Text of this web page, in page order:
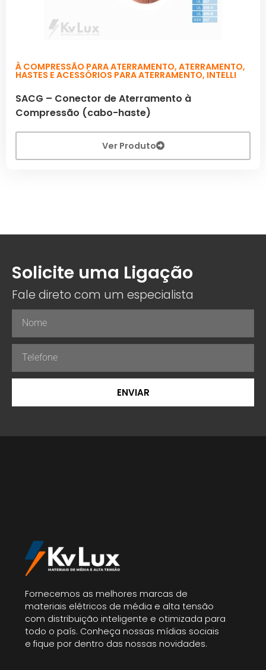
À COMPRESSÃO PARA ATERRAMENTO, ATERRAMENTO,
HASTES E ACESSÓRIOS PARA ATERRAMENTO, INTELLI
SACG – Conector de Aterramento à
Compressão (cabo-haste)
Ver Produto
Solicite uma Ligação
Fale direto com um especialista
ENVIAR
Fornecemos as melhores marcas de
materiais elétricos de média e alta tensão
com distribuição inteligente e otimizada para
todo o país. Conheça nossas mídias sociais
e fique por dentro das nossas novidades.